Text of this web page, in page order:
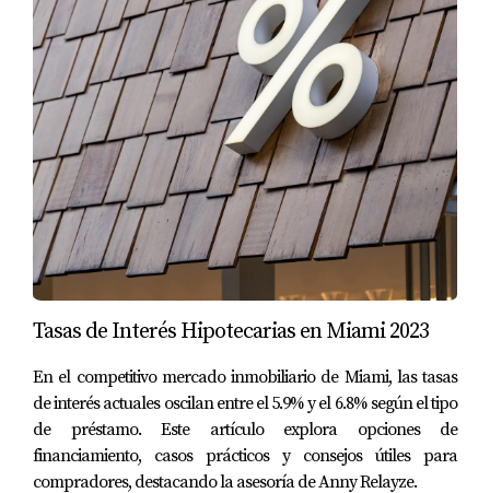
el hogar perfecto para ti.
PREGUNTAS FRECUENTES
¿Qué características debo buscar en una
comunidad con seguridad 24/7?
Es importante verificar si hay patrullas regulares,
cámaras de vigilancia y acceso controlado al vecindario.
También puedes investigar sobre el personal de
seguridad y su formación.
¿Las casas con seguridad son más caras?
Generalmente, sí. Sin embargo, este costo adicional
puede verse compensado por el aumento del valor de la
propiedad y la calidad de vida que ofrecen.
¿Cómo afecta la seguridad a los niños que
Tasas de Interés Hipotecarias en Miami 2023
En el competitivo mercado inmobiliario de Miami, las tasas
de interés actuales oscilan entre el 5.9% y el 6.8% según el tipo
de préstamo. Este artículo explora opciones de
financiamiento, casos prácticos y consejos útiles para
compradores, destacando la asesoría de Anny Relayze.